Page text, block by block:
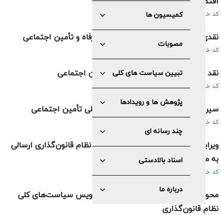
کمیسیون ها
مصوبات
تبیین سیاست های کلی
پژوهش ها و رویدادها
چند رسانه ای
اسناد بالادستی
درباره ما
کد خبر: ۵۷۸۱ تاریخ انتشار : ۱۴۰۳/۱۰/۰۳
نقدی بر پیش‌نویس سیاست‌های کلی رفاه و تأمین اجتماعی
کد خبر: ۵۷۲۰ تاریخ انتشار : ۱۴۰۳/۰۹/۱۰
نقد پیش‌نویس سیاست‌های کلی تأمین اجتماعی
کد خبر: ۵۷۱۹ تاریخ انتشار : ۱۴۰۳/۰۹/۱۰
سیر بررسی پیش‌نویس سیاست‌های کلی تأمین اجتماعی
کد خبر: ۵۷۱۸ تاریخ انتشار : ۱۴۰۳/۰۹/۱۰
ویرایش نهایی سياست‌های پیشنهادی نظام قانون‌گذاری ارسالی
به مجمع‌تشخیص‌مصلحت‌نظام
کد خبر: ۵۶۶۵ تاریخ انتشار : ۱۴۰۳/۰۸/۱۳
محورهای پیشنهادی برای تدوین پیش‌نویس سياست‌های کلی
نظام قانون‌گذاری